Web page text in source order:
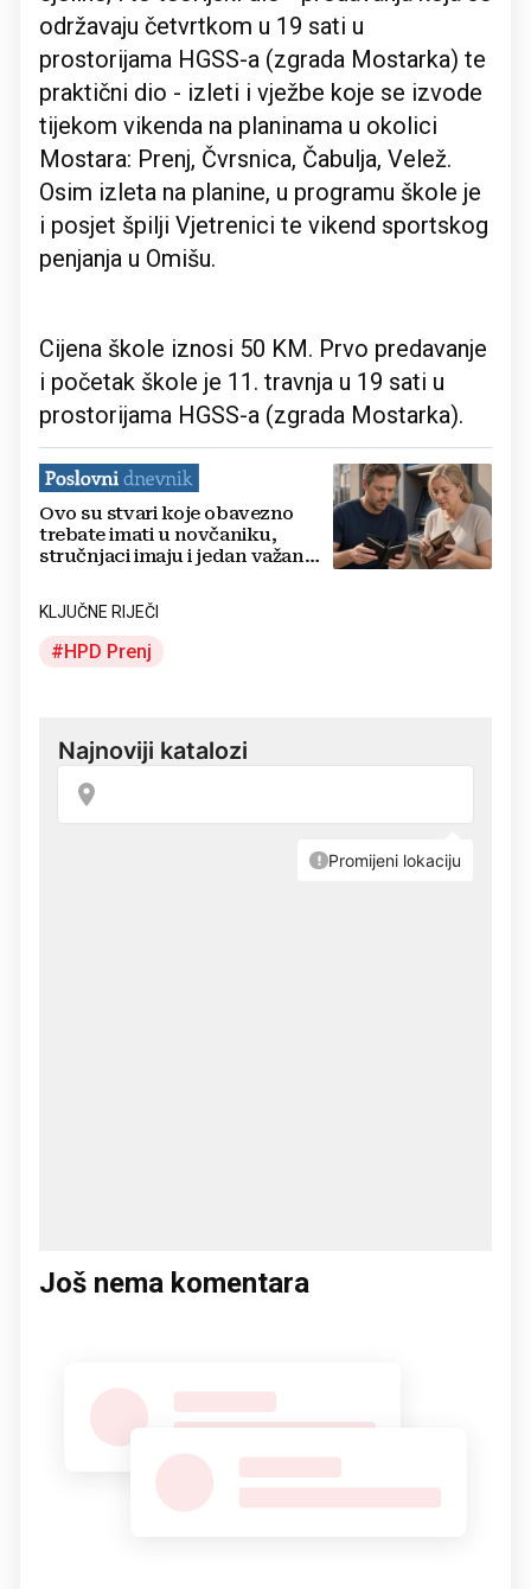
održavaju četvrtkom u 19 sati u
prostorijama HGSS-a (zgrada Mostarka) te
praktični dio - izleti i vježbe koje se izvode
tijekom vikenda na planinama u okolici
Mostara: Prenj, Čvrsnica, Čabulja, Velež.
Osim izleta na planine, u programu škole je
i posjet špilji Vjetrenici te vikend sportskog
penjanja u Omišu.
Cijena škole iznosi 50 KM. Prvo predavanje
i početak škole je 11. travnja u 19 sati u
prostorijama HGSS-a (zgrada Mostarka).
Ovo su stvari koje obavezno
trebate imati u novčaniku,
stručnjaci imaju i jedan važan
KLJUČNE RIJEČI
HPD Prenj
Još nema komentara